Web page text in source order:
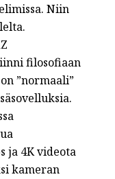
Niin
filosofiaan
”normaali”
ja 4K videota
kameran